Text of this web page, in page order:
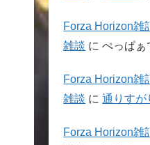
Forza Horizon雑
雑談 にぺっぱぁ
Forza Horizon雑
雑談 に通りすが
Forza Horizon雑